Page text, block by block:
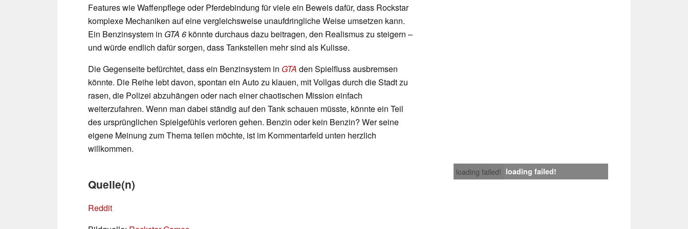
Features wie Waffenpflege oder Pferdebindung für viele ein Beweis dafür, dass Rockstar
komplexe Mechaniken auf eine vergleichsweise unaufdringliche Weise umsetzen kann.
Ein Benzinsystem in GTA 6 könnte durchaus dazu beitragen, den Realismus zu steigern –
und würde endlich dafür sorgen, dass Tankstellen mehr sind als Kulisse.
Die Gegenseite befürchtet, dass ein Benzinsystem in GTA den Spielfluss ausbremsen
könnte. Die Reihe lebt davon, spontan ein Auto zu klauen, mit Vollgas durch die Stadt zu
rasen, die Polizei abzuhängen oder nach einer chaotischen Mission einfach
weiterzufahren. Wenn man dabei ständig auf den Tank schauen müsste, könnte ein Teil
des ursprünglichen Spielgefühls verloren gehen. Benzin oder kein Benzin? Wer seine
eigene Meinung zum Thema teilen möchte, ist im Kommentarfeld unten herzlich
willkommen.
loading failed! loading failed!
Quelle(n)
Reddit